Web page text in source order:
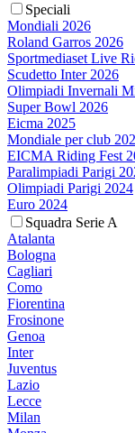
Speciali
Mondiali 2026
Roland Garros 2026
Sportmediaset Live
Scudetto Inter 2026
Olimpiadi Invernali
Super Bowl 2026
Eicma 2025
Mondiale per club
EICMA Riding Fest
Paralimpiadi Parigi
Olimpiadi Parigi 2024
Euro 2024
Squadra Serie A
Atalanta
Bologna
Cagliari
Como
Fiorentina
Frosinone
Genoa
Inter
Juventus
Lazio
Lecce
Milan